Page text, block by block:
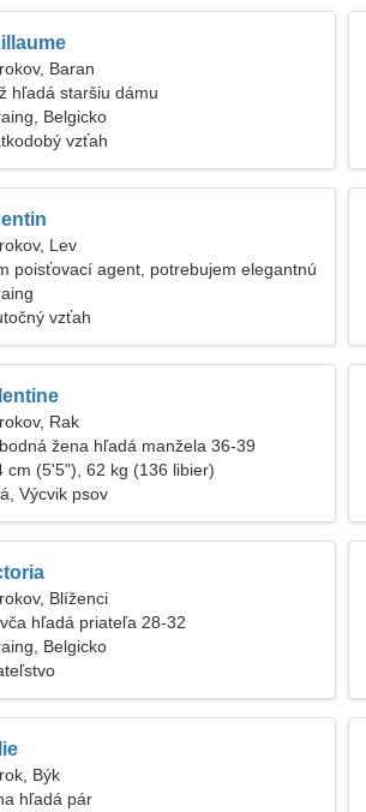
Baran
hľadá staršiu dámu
Belgicko
vzťah
Lev
poisťovací agent, potrebujem elegantnú
vzťah
Rak
žena hľadá manžela 36-39
cm (5'5"), 62 kg (136 libier)
Výcvik psov
Blíženci
hľadá priateľa 28-32
Belgicko
Býk
hľadá pár